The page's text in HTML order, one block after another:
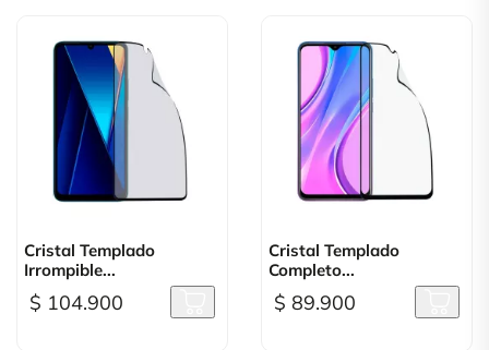
Cristal Templado
Irrompible...
$ 104.900
Cristal Templado
Completo...
$ 89.900